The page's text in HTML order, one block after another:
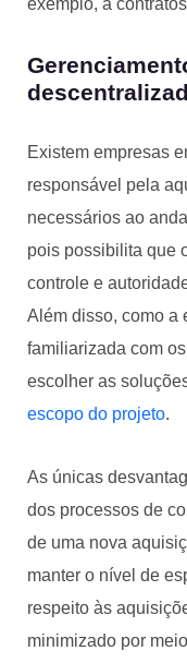
exemplo, a
Existem empresas
responsável pela
necessários ao
pois possibilita que
controle e
Além disso, como a
familiarizada com
escolher as
escopo do projeto.
As únicas
dos processos de
de uma nova
manter o nível de
respeito às
minimizado por